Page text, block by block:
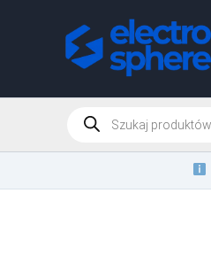
Products
search